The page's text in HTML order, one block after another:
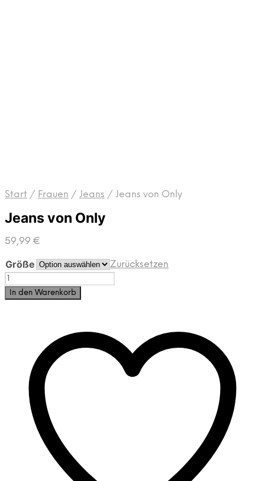
Start / Frauen / Jeans / Jeans von Only
Jeans von Only
59,99 €
Größe
Zurücksetzen
Jeans
von
Only
In den Warenkorb